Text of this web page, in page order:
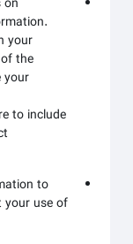
your
of the
your
to include
to
your use of